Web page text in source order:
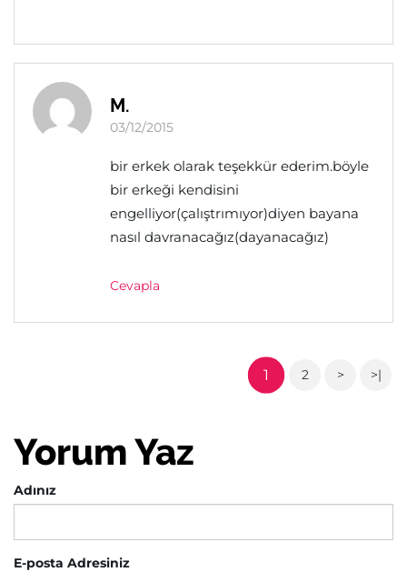
M.
03/12/2015
bir erkek olarak teşekkür ederim.böyle
bir erkeği kendisini
engelliyor(çalıştrımıyor)diyen bayana
nasıl davranacağız(dayanacağız)
Cevapla
1 2 > >|
Yorum Yaz
Adınız
E-posta Adresiniz